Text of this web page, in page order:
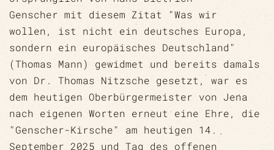
Genscher mit diesem Zitat "Was wir
wollen, ist nicht ein deutsches Europa,
sondern ein europäisches Deutschland"
(Thomas Mann) gewidmet und bereits damals
von Dr. Thomas Nitzsche gesetzt, war es
dem heutigen Oberbürgermeister von Jena
nach eigenen Worten erneut eine Ehre, die
"Genscher-Kirsche" am heutigen 14.
September 2025 und Tag des offenen